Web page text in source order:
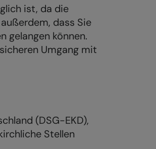
ist, da die
dass Sie
gelangen können.
Umgang mit
(DSG-EKD),
Stellen